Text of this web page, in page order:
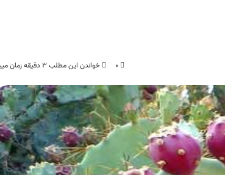
۰ خواندن این مطلب ۳ دقیقه زمان میبرد